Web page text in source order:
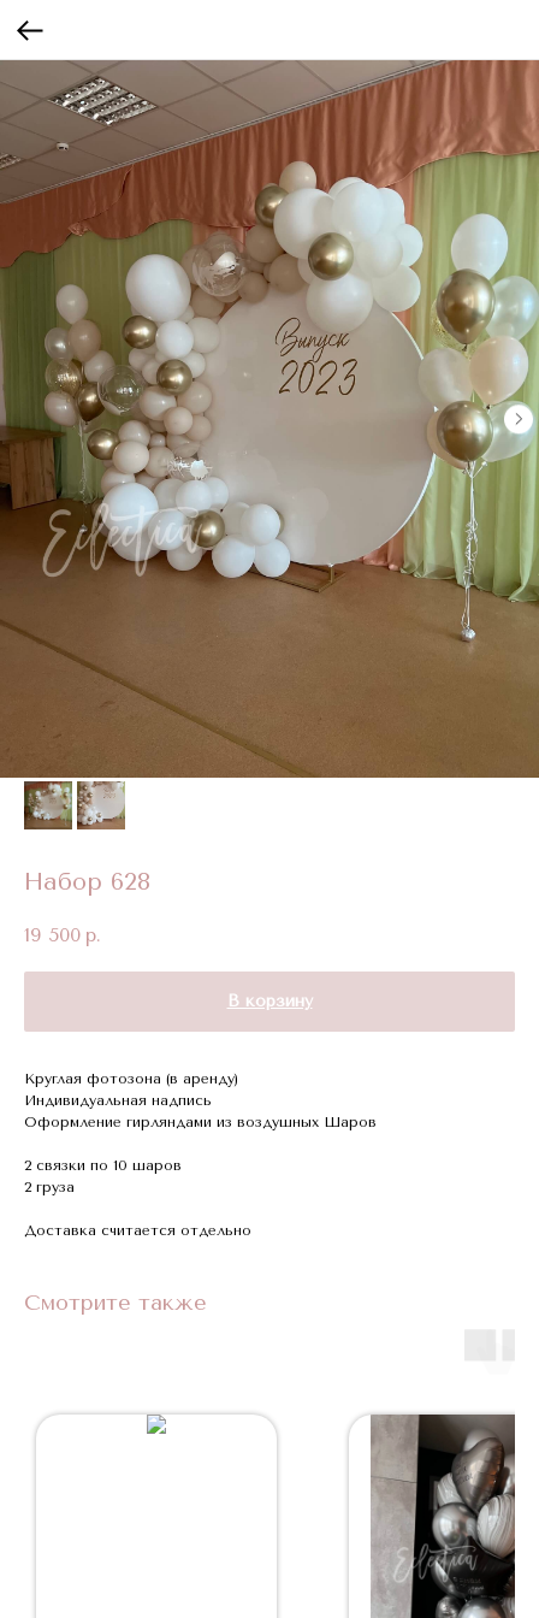
Набор 628
19 500 р.
В корзину
Круглая фотозона (в аренду)
Индивидуальная надпись
Оформление гирляндами из воздушных Шаров
2 связки по 10 шаров
2 груза
Доставка считается отдельно
Смотрите также